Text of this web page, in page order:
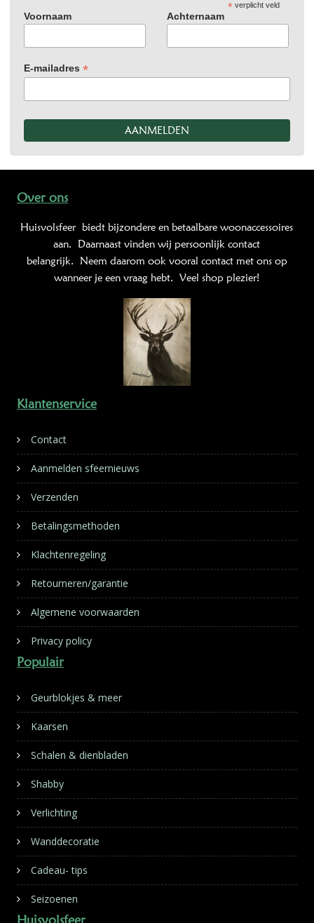
*verplicht veld
Voornaam Achternaam
E-mailadres *
Over ons
Huisvolsfeer biedt bijzondere en betaalbare woonaccessoires
aan. Daarnaast vinden wij persoonlijk contact
belangrijk. Neem daarom ook vooral contact met ons op
wanneer je een vraag hebt. Veel shop plezier!
Klantenservice
Contact
Aanmelden sfeernieuws
Verzenden
Betalingsmethoden
Klachtenregeling
Retourneren/garantie
Algemene voorwaarden
Privacy policy
Populair
Geurblokjes & meer
Kaarsen
Schalen & dienbladen
Shabby
Verlichting
Wanddecoratie
Cadeau- tips
Seizoenen
Huisvolsfeer